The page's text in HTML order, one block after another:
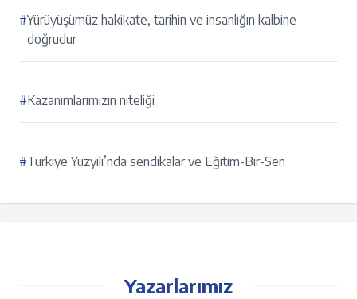
#Yürüyüşümüz hakikate, tarihin ve insanlığın kalbine
doğrudur
#Kazanımlarımızın niteliği
#Türkiye Yüzyılı’nda sendikalar ve Eğitim-Bir-Sen
Yazarlarımız